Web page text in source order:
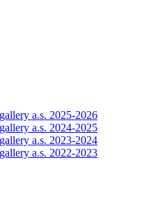
a.s. 2025-2026
a.s. 2024-2025
a.s. 2023-2024
a.s. 2022-2023